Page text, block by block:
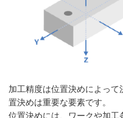
加工精度は位置決めによっ
置決めは重要な要素です。
位置決めには、ワークや加